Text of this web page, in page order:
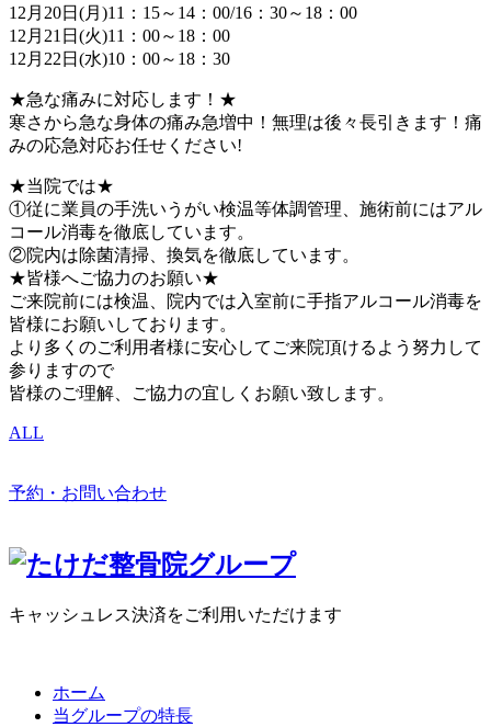
12月20日(月)11：15～14：00/16：30～18：00
12月21日(火)11：00～18：00
12月22日(水)10：00～18：30
★急な痛みに対応します！★
寒さから急な身体の痛み急増中！無理は後々長引きます！痛
みの応急対応お任せください!
★当院では★
①従に業員の手洗いうがい検温等体調管理、施術前にはアル
コール消毒を徹底しています。
②院内は除菌清掃、換気を徹底しています。
★皆様へご協力のお願い★
ご来院前には検温、院内では入室前に手指アルコール消毒を
皆様にお願いしております。
より多くのご利用者様に安心してご来院頂けるよう努力して
参りますので
皆様のご理解、ご協力の宜しくお願い致します。
ALL
予約・お問い合わせ
キャッシュレス決済をご利用いただけます
ホーム
当グループの特長